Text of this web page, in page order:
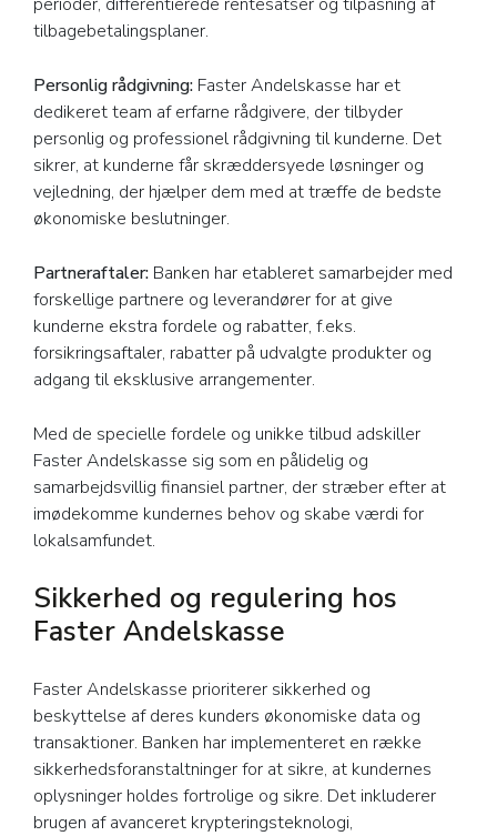
tilbagebetalingsplaner.
Personlig rådgivning: Faster Andelskasse har et
dedikeret team af erfarne rådgivere, der tilbyder
personlig og professionel rådgivning til kunderne. Det
sikrer, at kunderne får skræddersyede løsninger og
vejledning, der hjælper dem med at træffe de bedste
økonomiske beslutninger.
Partneraftaler: Banken har etableret samarbejder med
forskellige partnere og leverandører for at give
kunderne ekstra fordele og rabatter, f.eks.
forsikringsaftaler, rabatter på udvalgte produkter og
adgang til eksklusive arrangementer.
Med de specielle fordele og unikke tilbud adskiller
Faster Andelskasse sig som en pålidelig og
samarbejdsvillig finansiel partner, der stræber efter at
imødekomme kundernes behov og skabe værdi for
lokalsamfundet.
Sikkerhed og regulering hos
Faster Andelskasse
Faster Andelskasse prioriterer sikkerhed og
beskyttelse af deres kunders økonomiske data og
transaktioner. Banken har implementeret en række
sikkerhedsforanstaltninger for at sikre, at kundernes
oplysninger holdes fortrolige og sikre. Det inkluderer
brugen af avanceret krypteringsteknologi,